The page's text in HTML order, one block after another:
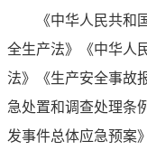
《中华人民共和
全生产法》《中华人
法》《生产安全事故
急处置和调查处理条
发事件总体应急预案